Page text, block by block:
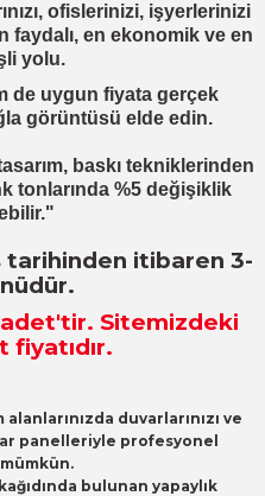
ofislerinizi, işyerlerinizi
faydalı, en ekonomik ve en
yolu.
de uygun fiyata gerçek
görüntüsü elde edin.
baskı tekniklerinden
tonlarında %5 değişiklik
tarihinden itibaren 3-
adet'tir. Sitemizdeki
fiyatıdır.
duvarlarınızı ve
panelleriyle profesyonel
bulunan yapaylık